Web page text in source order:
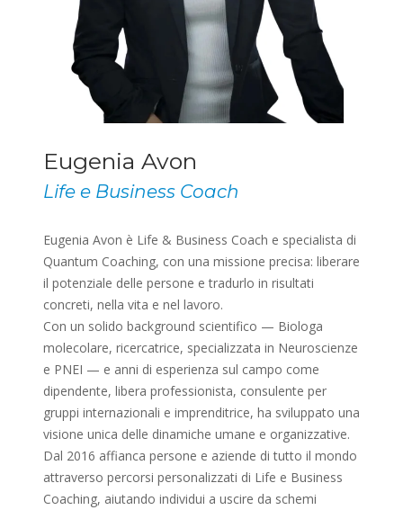
Eugenia Avon
Life e Business Coach
Eugenia Avon è Life & Business Coach e specialista di
Quantum Coaching, con una missione precisa: liberare
il potenziale delle persone e tradurlo in risultati
concreti, nella vita e nel lavoro.
Con un solido background scientifico — Biologa
molecolare, ricercatrice, specializzata in Neuroscienze
e PNEI — e anni di esperienza sul campo come
dipendente, libera professionista, consulente per
gruppi internazionali e imprenditrice, ha sviluppato una
visione unica delle dinamiche umane e organizzative.
Dal 2016 affianca persone e aziende di tutto il mondo
attraverso percorsi personalizzati di Life e Business
Coaching, aiutando individui a uscire da schemi